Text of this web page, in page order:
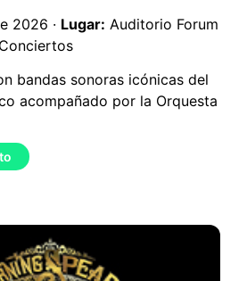
2026 · Lugar: Auditorio Forum
Conciertos
bandas sonoras icónicas del
acompañado por la Orquesta